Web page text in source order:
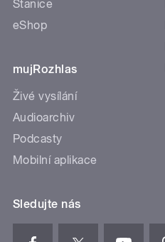
Stanice
eShop
mujRozhlas
Živé vysílání
Audioarchiv
Podcasty
Mobilní aplikace
Sledujte nás